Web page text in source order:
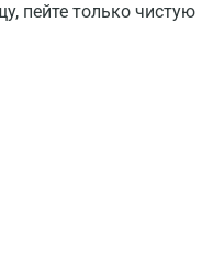
пейте только чистую